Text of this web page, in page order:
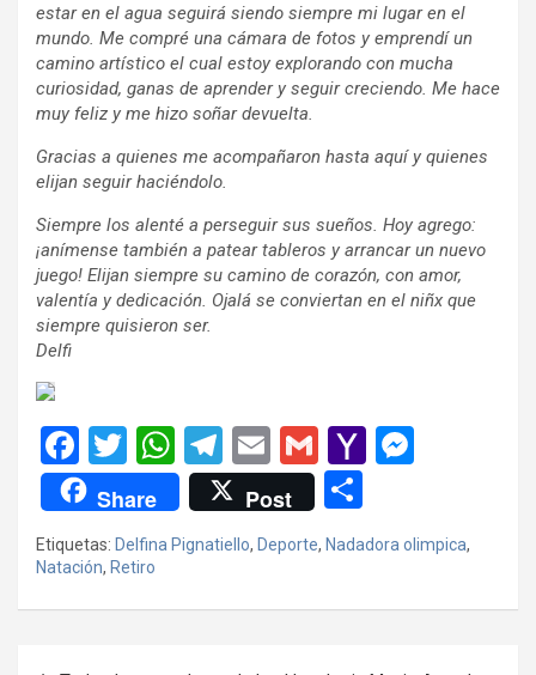
estar en el agua seguirá siendo siempre mi lugar en el
mundo. Me compré una cámara de fotos y emprendí un
camino artístico el cual estoy explorando con mucha
curiosidad, ganas de aprender y seguir creciendo. Me hace
muy feliz y me hizo soñar devuelta.
Gracias a quienes me acompañaron hasta aquí y quienes
elijan seguir haciéndolo.
Siempre los alenté a perseguir sus sueños. Hoy agrego:
¡anímense también a patear tableros y arrancar un nuevo
juego! Elijan siempre su camino de corazón, con amor,
valentía y dedicación. Ojalá se conviertan en el niñx que
siempre quisieron ser.
Delfi
F
a
ce
b
o
T
wi
tt
er
W
h
at
s
A
T
el
e
gr
a
E
m
ail
G
m
ail
Y
o
o
n
g
Share Post
o
m
p
Etiquetas: Delfina Pignatiello, Deporte, Nadadora olimpica,
Natación, Retiro